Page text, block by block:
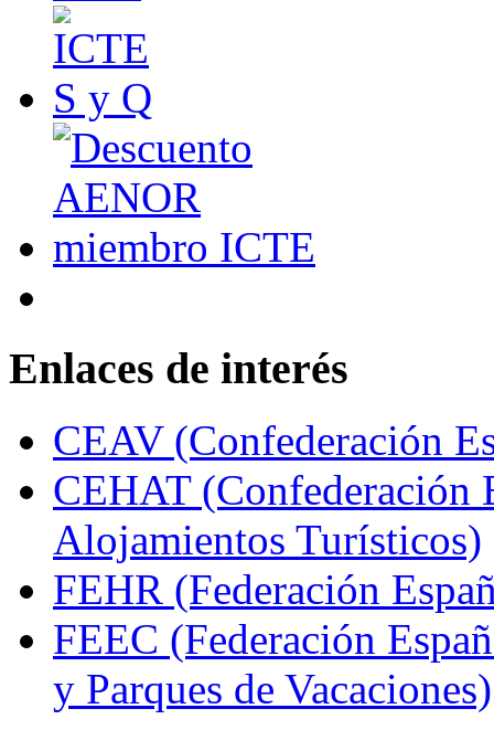
Enlaces de interés
CEAV (Confederación
CEHAT (Confederación
Alojamientos Turísticos)
FEHR (Federación
FEEC (Federación
y Parques de Vacaciones)